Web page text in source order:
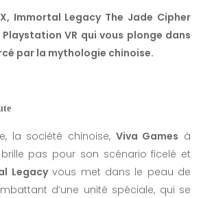
Immortal Legacy The Jade Cipher
VR qui vous plonge dans
par la mythologie chinoise.
la société chinoise, Viva Games à
brille pas pour son scénario ficelé et
Legacyvous met dans le peau de
d’une unité spéciale, qui se